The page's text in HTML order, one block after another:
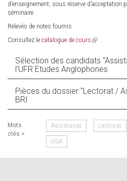
d’enseignement, sous réserve d’acceptation
séminaire.
Relevés de notes fournis
Consultez le catalogue de cours (link
external)
Sélection des candidats
l’UFR Etudes Anglophones
Pièces du dossier "Lectorat /
BRI
Mots
clés >
Assistanat Lectorat
USA